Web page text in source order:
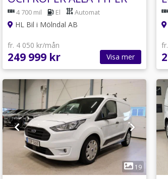
AV KYLBILAR
4 700 mil El Automat
HL Bil i Mölndal AB
fr. 4 050 kr/mån
249 999 kr Visa mer
1
19